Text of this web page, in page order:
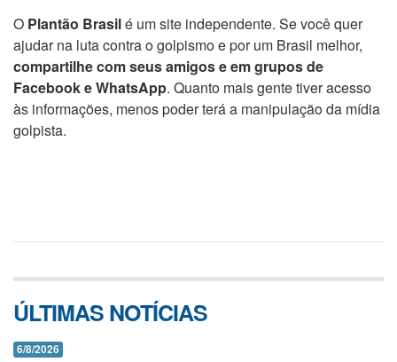
O Plantão Brasilé um site independente. Se você quer
ajudar na luta contra o golpismo e por um Brasil melhor,
compartilhe com seus amigos e em grupos de
Facebook e WhatsApp. Quanto mais gente tiver acesso
às informações, menos poder terá a manipulação da mídia
golpista.
ÚLTIMAS NOTÍCIAS
6/8/2026